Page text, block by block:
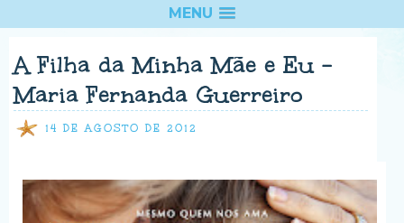
MENU
A Filha da Minha Mãe e Eu -
Maria Fernanda Guerreiro
14 DE AGOSTO DE 2012